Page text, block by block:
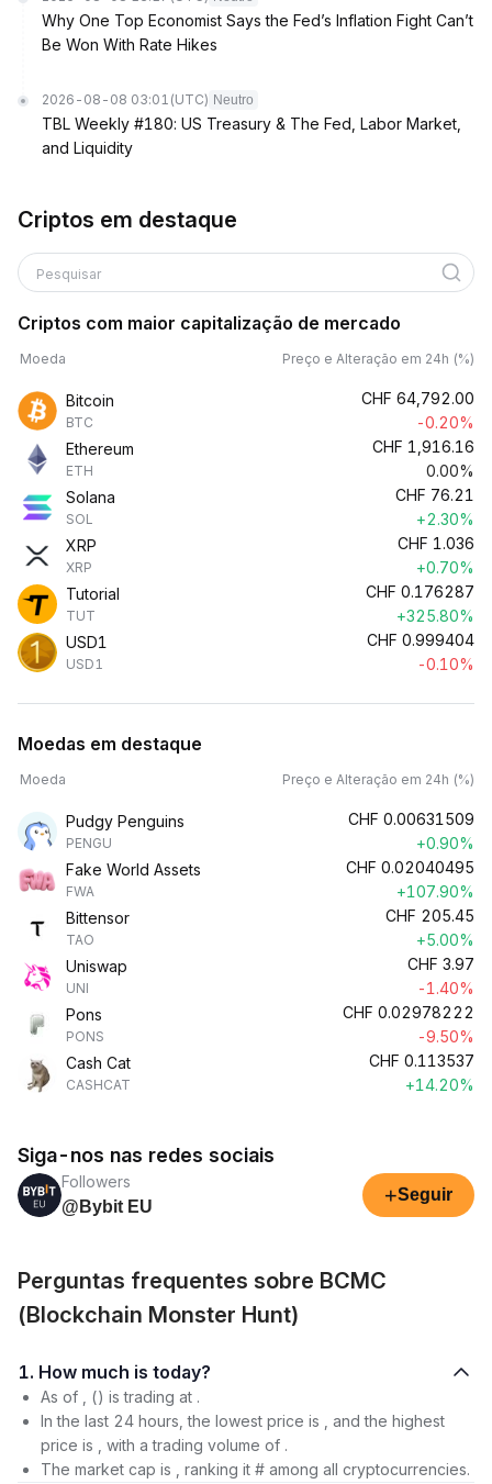
Why One Top Economist Says the Fed’s Inflation Fight Can’t
Be Won With Rate Hikes
2026-08-08 03:01 (UTC) Neutro
TBL Weekly #180: US Treasury & The Fed, Labor Market,
and Liquidity
Criptos em destaque
Pesquisar
Criptos com maior capitalização de mercado
Moeda Preço e Alteração em 24h (%)
Bitcoin
BTC
CHF 64,792.00
-0.20%
Ethereum
ETH
CHF 1,916.16
0.00%
Solana
SOL
CHF 76.21
+2.30%
XRP
XRP
CHF 1.036
+0.70%
Tutorial
TUT
CHF 0.176287
+325.80%
USD1
USD1
CHF 0.999404
-0.10%
Moedas em destaque
Moeda Preço e Alteração em 24h (%)
Pudgy Penguins
PENGU
CHF 0.00631509
+0.90%
Fake World Assets
FWA
CHF 0.02040495
+107.90%
Bittensor
TAO
CHF 205.45
+5.00%
Uniswap
UNI
CHF 3.97
-1.40%
Pons
PONS
CHF 0.02978222
-9.50%
Cash Cat
CASHCAT
CHF 0.113537
+14.20%
Siga-nos nas redes sociais
Followers
@Bybit EU
+Seguir
Perguntas frequentes sobre BCMC
(Blockchain Monster Hunt)
1. How much is today?
As of , () is trading at .
In the last 24 hours, the lowest price is , and the highest
price is , with a trading volume of .
The market cap is , ranking it # among all cryptocurrencies.